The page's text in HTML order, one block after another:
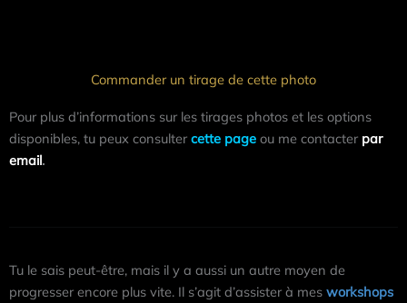
Commander un tirage de cette photo
Pour plus d’informations sur les tirages photos et les options
disponibles, tu peux consulter cette page ou me contacter par
email.
Tu le sais peut-être, mais il y a aussi un autre moyen de
progresser encore plus vite. Il s’agit d’assister à mes workshops